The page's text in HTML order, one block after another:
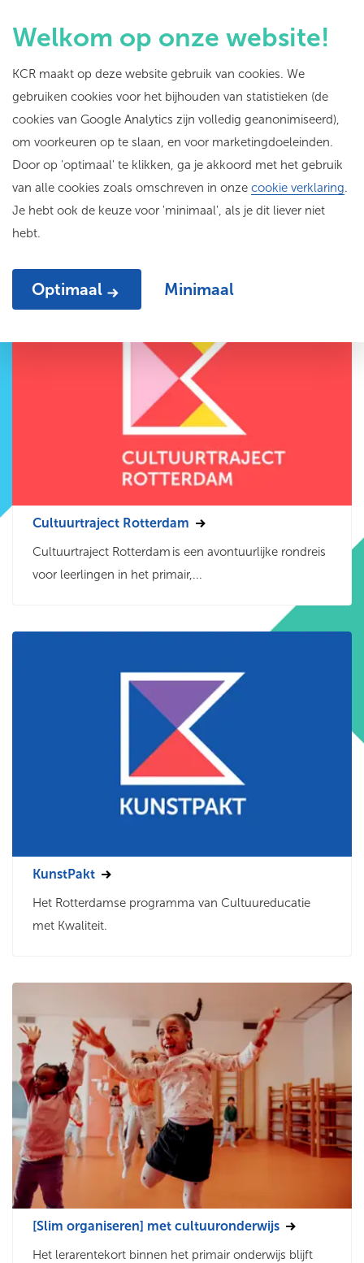
Welkom op onze website!
KCR maakt op deze website gebruik van cookies. We
gebruiken cookies voor het bijhouden van statistieken (de
cookies van Google Analytics zijn volledig geanonimiseerd),
om voorkeuren op te slaan, en voor marketingdoeleinden.
Door op 'optimaal' te klikken, ga je akkoord met het gebruik
van alle cookies zoals omschreven in onze cookie verklaring.
Je hebt ook de keuze voor 'minimaal', als je dit liever niet
hebt.
Optimaal Minimaal
Een overzicht van
onzeprogramma's
Cultuurtraject Rotterdam
Cultuurtraject Rotterdam is een avontuurlijke rondreis
voor leerlingen in het primair,...
KunstPakt
Het Rotterdamse programma van Cultuureducatie
met Kwaliteit.
[Slim organiseren] met cultuuronderwijs
Het lerarentekort binnen het primair onderwijs blijft